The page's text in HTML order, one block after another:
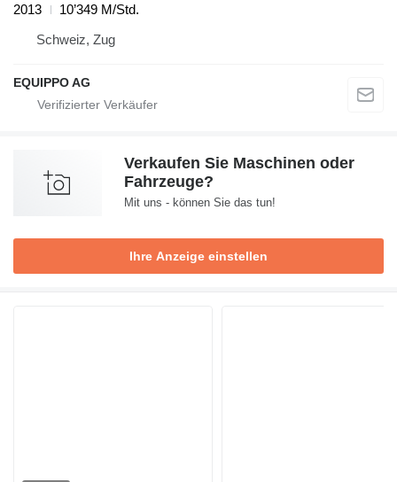
2013
10’349 M/Std.
Schweiz, Zug
EQUIPPO AG
Verkaufen Sie Maschinen oder
Fahrzeuge?
Mit uns - können Sie das tun!
Ihre Anzeige einstellen